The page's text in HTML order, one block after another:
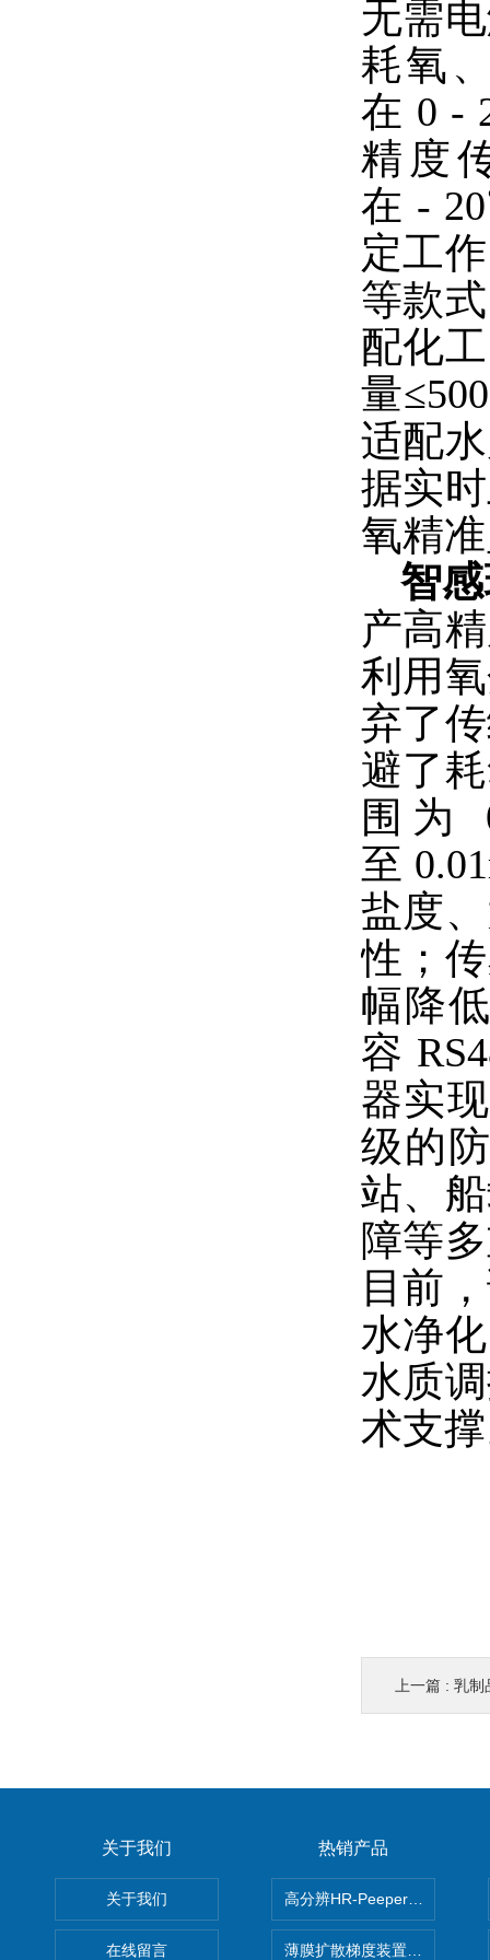
无需
耗氧
在 0 -
精度
在 -
定工
等款
配化
量
适配
据实
氧精
智
产高
利用
弃了
避了
围为
至
盐度
性；
幅降
容
器实
级的
站、
障等
目前
水净
水质
术支
上一篇 : 乳制品
关于我们
关于我们
在线留言
热销产品
高分辨HR-Peeper采样器孔隙
薄膜扩散梯度装置 Agl DGT